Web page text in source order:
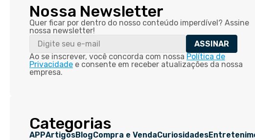
Nossa Newsletter
Quer ficar por dentro do nosso conteúdo imperdível? Assine
nossa newsletter!
ASSINAR
Ao se inscrever, você concorda com nossa Política de
Privacidade e consente em receber atualizações da nossa
empresa.
Categorias
APPArtigosBlogCompra e VendaCuriosidades